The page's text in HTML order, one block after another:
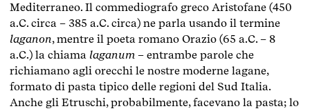
Mediterraneo. Il commediografo greco Aristofane (450
a.C. circa – 385 a.C. circa) ne parla usando il termine
laganon, mentre il poeta romano Orazio (65 a.C. – 8
a.C.) la chiama laganum – entrambe parole che
richiamano agli orecchi le nostre moderne lagane,
formato di pasta tipico delle regioni del Sud Italia.
Anche gli Etruschi, probabilmente, facevano la pasta; lo